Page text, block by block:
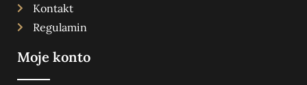
Kontakt
Regulamin
Moje konto